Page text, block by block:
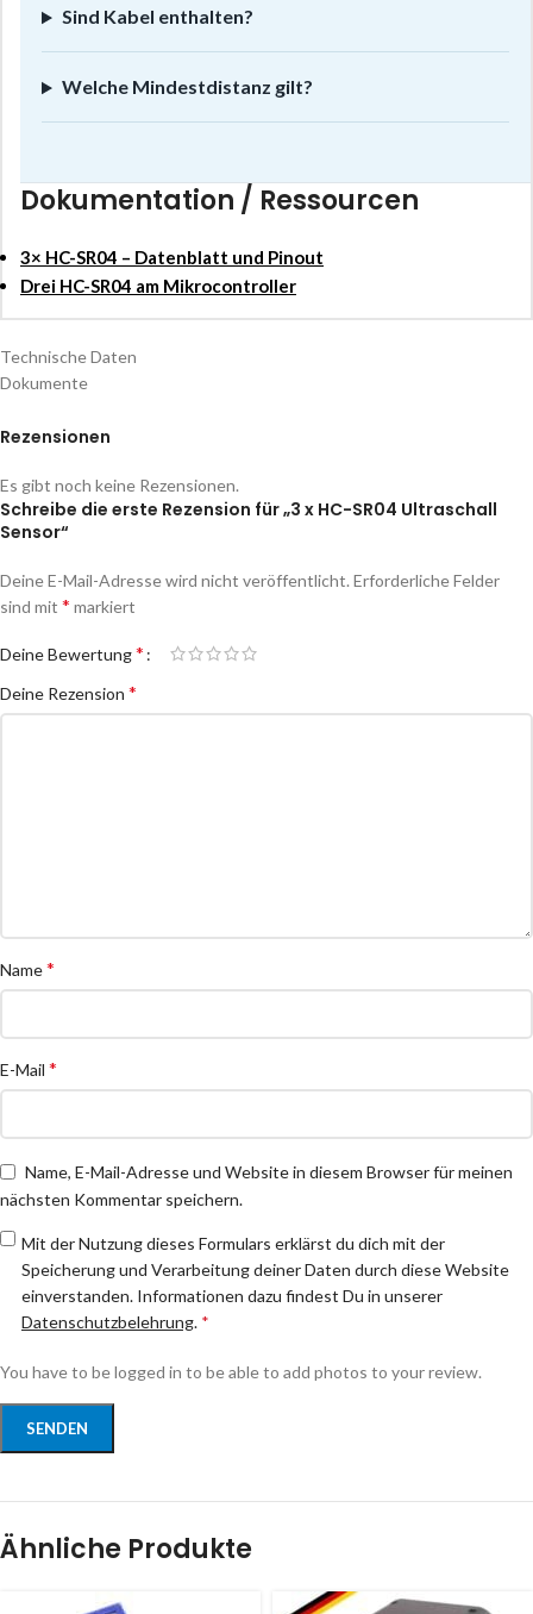
Sind Kabel enthalten?
Welche Mindestdistanz gilt?
Dokumentation / Ressourcen
3× HC-SR04 – Datenblatt und Pinout
Drei HC-SR04 am Mikrocontroller
Technische Daten
Dokumente
Rezensionen
Es gibt noch keine Rezensionen.
Schreibe die erste Rezension für „3 x HC-SR04 Ultraschall
Sensor“
Deine E-Mail-Adresse wird nicht veröffentlicht. Erforderliche Felder
sind mit * markiert
Deine Bewertung*
Deine Rezension *
Name*
E-Mail *
Name, E-Mail-Adresse und Website in diesem Browser für meinen
nächsten Kommentar speichern.
Mit der Nutzung dieses Formulars erklärst du dich mit der
Speicherung und Verarbeitung deiner Daten durch diese Website
einverstanden. Informationen dazu findest Du in unserer
Datenschutzbelehrung. *
You have to be logged in to be able to add photos to your review.
Ähnliche Produkte